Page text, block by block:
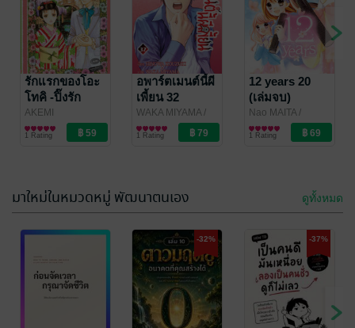
รักแรกของโอะ
โทคิ -ปิ๊งรัก
สุภาพบุรุษ
อังกฤษ- (เล่ม
เดียวจบ)
AKEMI
MATSUNAE
/
Bongkoch
การ์ตูนผู้หญิง
1 Rating
อพาร์ตเมนต์นี้ผี
เพี้ยน 32
WAKA MIYAMA /
HINOWA
KOUZUKI/
การ์ตูนผู้หญิง
1 Rating
12 years 20
(เล่มจบ)
Nao MAITA/
Bongkoch
Publishing
การ์ตูนผู้หญิง
1 Rating
มาใหม่ในหมวดหมู่ พัฒนาตนเอง ดูทั้งหมด
-32% -37%